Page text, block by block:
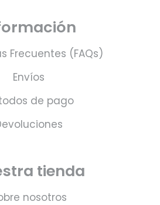
Frecuentes (FAQs)
Envíos
de pago
tienda
nosotros